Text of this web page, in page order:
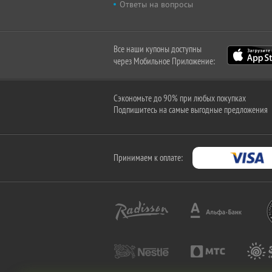
Ответы на вопросы
Все наши купоны доступны
через Мобильное Приложение:
Сэкономьте до 90% при любых покупках
Подпишитесь на самые выгодные предложения
Принимаем к оплате: